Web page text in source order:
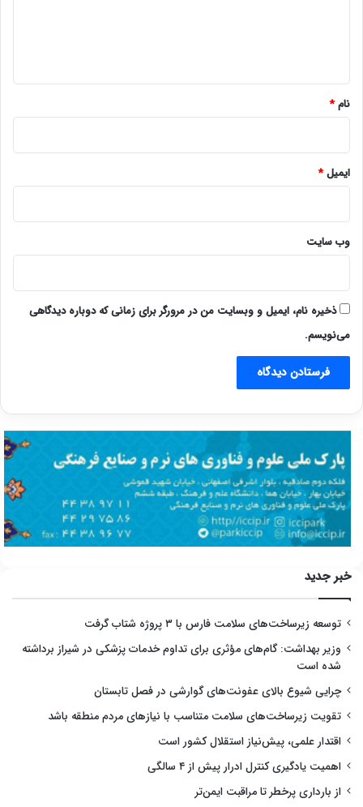
نام*
ایمیل*
وب‌ سایت
ذخیره نام، ایمیل و وبسایت من در مرورگر برای زمانی که دوباره دیدگاهی
می‌نویسم.
خبر جدید
توسعه زیرساخت‌های سلامت فارس با ۳ پروژه شتاب گرفت
وزیر بهداشت: گام‌های مؤثری برای تداوم خدمات پزشکی در شیراز برداشته
شده است
چرایی شیوع بالای عفونت‌های گوارشی در فصل تابستان
تقویت زیرساخت‌های سلامت متناسب با نیازهای مردم منطقه باشد
اقتدار علمی، پیش‌نیاز استقلال کشور است
اهمیت یادگیری کنترل ادرار پیش از ۴ سالگی
از بارداری پرخطر تا مراقبت ایمن‌تر